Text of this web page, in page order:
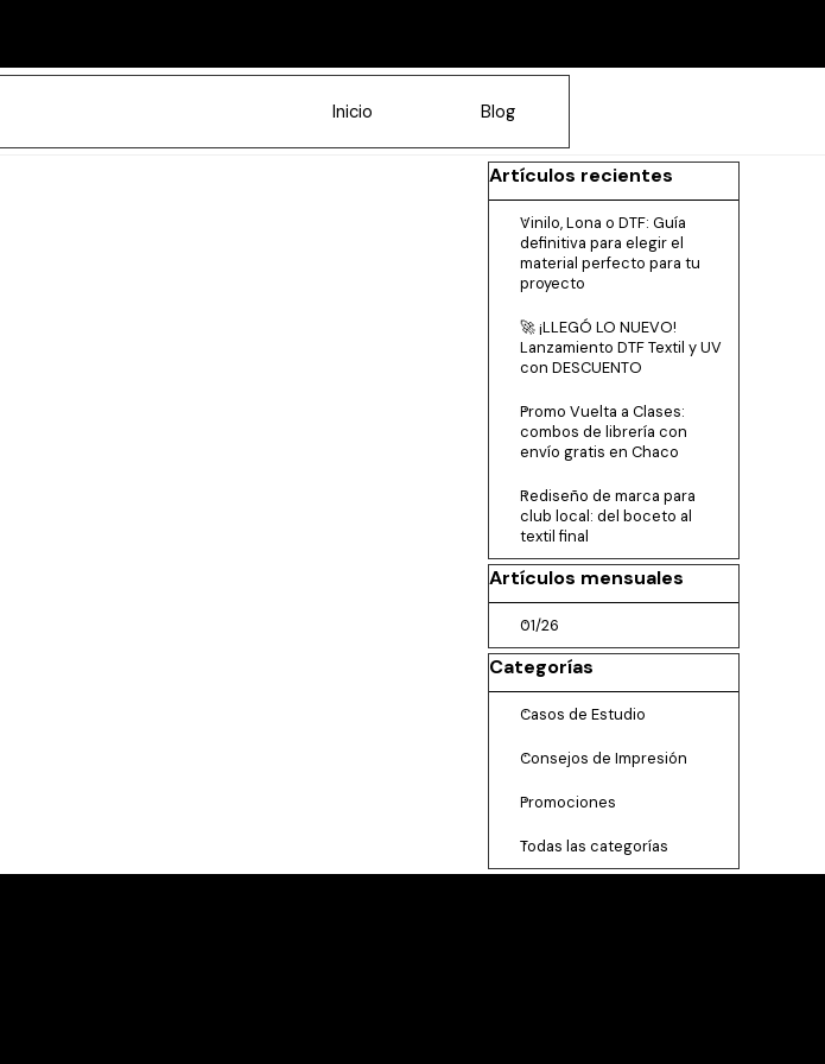
Inicio Blog
Saltar el bloque Artículos recientes
Artículos recientes
Vinilo, Lona o DTF: Guía
definitiva para elegir el
material perfecto para tu
proyecto
🚀 ¡LLEGÓ LO NUEVO!
Lanzamiento DTF Textil y UV
con DESCUENTO
Promo Vuelta a Clases:
combos de librería con
envío gratis en Chaco
Rediseño de marca para
club local: del boceto al
textil final
Saltar el bloque Artículos mensuales
Artículos mensuales
01/26
Saltar el bloque Categorías
Categorías
Casos de Estudio
Consejos de Impresión
Promociones
Todas las categorías